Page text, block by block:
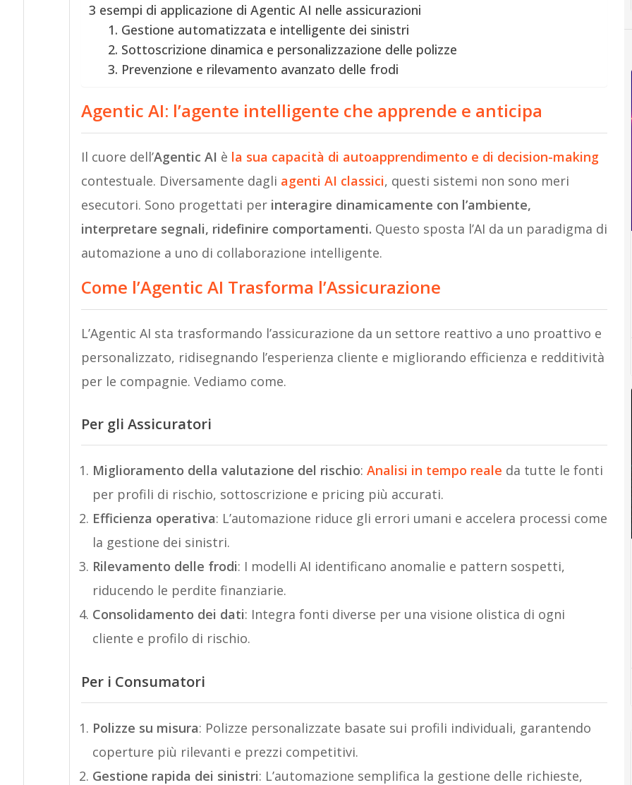
3 esempi di applicazione di Agentic AI nelle assicurazioni
1. Gestione automatizzata e intelligente dei sinistri
2. Sottoscrizione dinamica e personalizzazione delle polizze
3. Prevenzione e rilevamento avanzato delle frodi
Agentic AI: l’agente intelligente che apprende e anticipa
Il cuore dell’Agentic AI è la sua capacità di autoapprendimento e di decision-making
contestuale. Diversamente dagli agenti AI classici, questi sistemi non sono meri
esecutori. Sono progettati per interagire dinamicamente con l’ambiente,
interpretare segnali, ridefinire comportamenti. Questo sposta l’AI da un paradigma di
automazione a uno di collaborazione intelligente.
Come l’Agentic AI Trasforma l’Assicurazione
L’Agentic AI sta trasformando l’assicurazione da un settore reattivo a uno proattivo e
personalizzato, ridisegnando l’esperienza cliente e migliorando efficienza e redditività
per le compagnie. Vediamo come.
Per gli Assicuratori
Miglioramento della valutazione del rischio: Analisi in tempo reale da tutte le fonti
per profili di rischio, sottoscrizione e pricing più accurati.
Efficienza operativa: L’automazione riduce gli errori umani e accelera processi come
la gestione dei sinistri.
Rilevamento delle frodi: I modelli AI identificano anomalie e pattern sospetti,
riducendo le perdite finanziarie.
Consolidamento dei dati: Integra fonti diverse per una visione olistica di ogni
cliente e profilo di rischio.
Per i Consumatori
Polizze su misura: Polizze personalizzate basate sui profili individuali, garantendo
coperture più rilevanti e prezzi competitivi.
Gestione rapida dei sinistri: L’automazione semplifica la gestione delle richieste,